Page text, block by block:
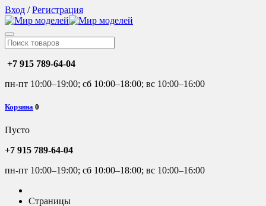
Вход /Регистрация
+7 915 789-64-04
пн-пт 10:00–19:00; сб 10:00–18:00; вс 10:00–16:00
Корзина 0
Пусто
+7 915 789-64-04
пн-пт 10:00–19:00; сб 10:00–18:00; вс 10:00–16:00
Страницы